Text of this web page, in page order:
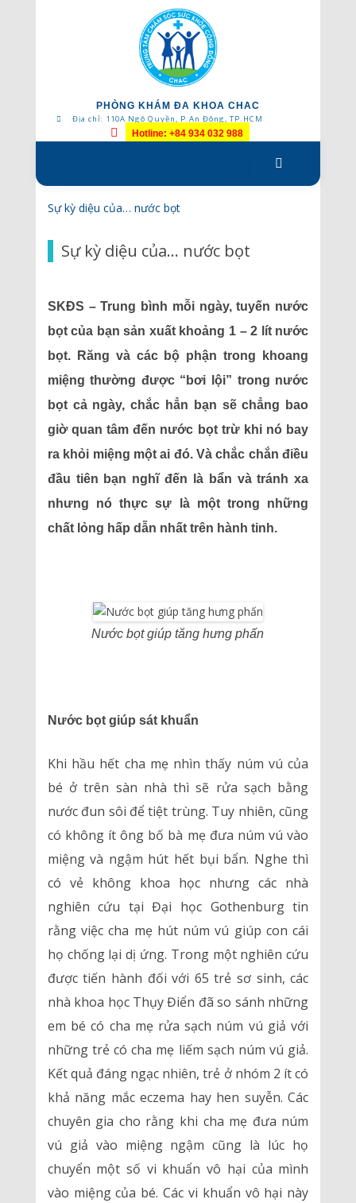
PHÒNG KHÁM ĐA KHOA CHAC
Địa chỉ: 110A Ngô Quyền, P.An Đông, TP.HCM
Hotline: +84 934 032 988
to
Sự kỳ diệu của… nước bọt
Sự kỳ diệu của… nước bọt
SKĐS – Trung bình mỗi ngày, tuyến nước
bọt của bạn sản xuất khoảng 1 – 2 lít nước
bọt. Răng và các bộ phận trong khoang
miệng thường được “bơi lội” trong nước
bọt cả ngày, chắc hẳn bạn sẽ chẳng bao
giờ quan tâm đến nước bọt trừ khi nó bay
ra khỏi miệng một ai đó. Và chắc chắn điều
đầu tiên bạn nghĩ đến là bẩn và tránh xa
nhưng nó thực sự là một trong những
chất lỏng hấp dẫn nhất trên hành tinh.
Nước bọt giúp tăng hưng phấn
Nước bọt giúp sát khuẩn
Khi hầu hết cha mẹ nhìn thấy núm vú của
bé ở trên sàn nhà thì sẽ rửa sạch bằng
nước đun sôi để tiệt trùng. Tuy nhiên, cũng
có không ít ông bố bà mẹ đưa núm vú vào
miệng và ngậm hút hết bụi bẩn. Nghe thì
có vẻ không khoa học nhưng các nhà
nghiên cứu tại Đại học Gothenburg tin
rằng việc cha mẹ hút núm vú giúp con cái
họ chống lại dị ứng. Trong một nghiên cứu
được tiến hành đối với 65 trẻ sơ sinh, các
nhà khoa học Thụy Điển đã so sánh những
em bé có cha mẹ rửa sạch núm vú giả với
những trẻ có cha mẹ liếm sạch núm vú giả.
Kết quả đáng ngạc nhiên, trẻ ở nhóm 2 ít có
khả năng mắc eczema hay hen suyễn. Các
chuyên gia cho rằng khi cha mẹ đưa núm
vú giả vào miệng ngậm cũng là lúc họ
chuyển một số vi khuẩn vô hại của mình
vào miệng của bé. Các vi khuẩn vô hại này